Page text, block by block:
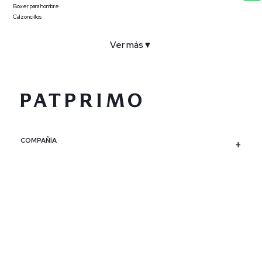
Boxer para hombre
Calzoncillos
Ver más ▼
COMPAÑÍA